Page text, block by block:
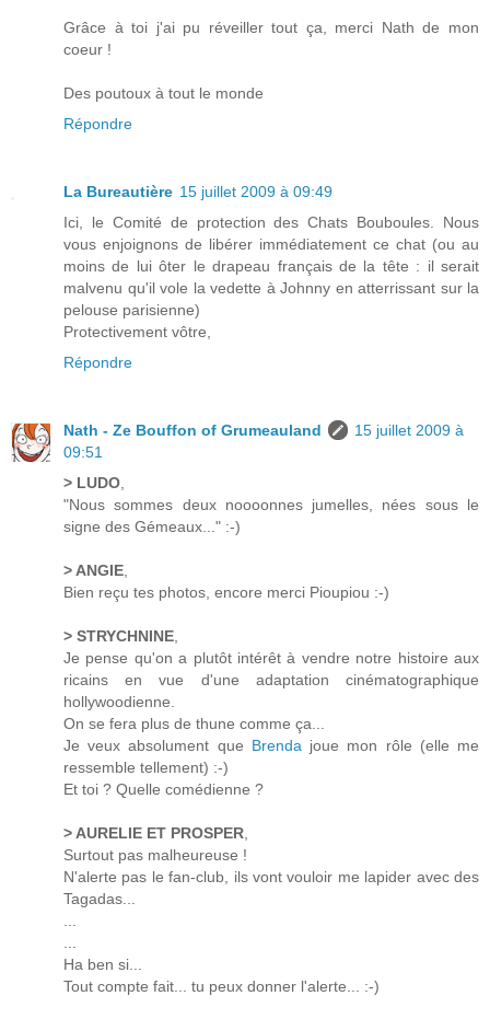
Grâce à toi j'ai pu réveiller tout ça, merci Nath de mon
coeur !
Des poutoux à tout le monde
Répondre
La Bureautière 15 juillet 2009 à 09:49
Ici, le Comité de protection des Chats Bouboules. Nous
vous enjoignons de libérer immédiatement ce chat (ou au
moins de lui ôter le drapeau français de la tête : il serait
malvenu qu'il vole la vedette à Johnny en atterrissant sur la
pelouse parisienne)
Protectivement vôtre,
Répondre
Nath - Ze Bouffon of Grumeauland
15 juillet 2009 à
09:51
> LUDO,
"Nous sommes deux noooonnes jumelles, nées sous le
signe des Gémeaux..." :-)
> ANGIE,
Bien reçu tes photos, encore merci Pioupiou :-)
> STRYCHNINE,
Je pense qu'on a plutôt intérêt à vendre notre histoire aux
ricains en vue d'une adaptation cinématographique
hollywoodienne.
On se fera plus de thune comme ça...
Je veux absolument que Brendajoue mon rôle (elle me
ressemble tellement) :-)
Et toi ? Quelle comédienne ?
> AURELIE ET PROSPER,
Surtout pas malheureuse !
N'alerte pas le fan-club, ils vont vouloir me lapider avec des
Tagadas...
...
...
Ha ben si...
Tout compte fait... tu peux donner l'alerte... :-)